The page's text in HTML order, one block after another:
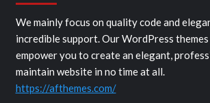
We mainly focus on quality code and
incredible support. Our WordPress
empower you to create an elegant,
maintain website in no time at all.
https://afthemes.com/